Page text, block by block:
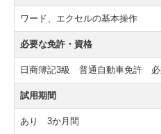
ワード、エクセルの基本操作
必要な免許・資格
日商簿記3級 普通自動車免許
試用期間
あり 3か月間